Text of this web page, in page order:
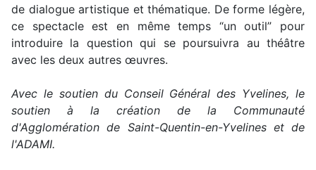
de dialogue artistique et thématique. De forme légère,
ce spectacle est en même temps “un outil” pour
introduire la question qui se poursuivra au théâtre
avec les deux autres œuvres.
Avec le soutien du Conseil Général des Yvelines, le
soutien à la création de la Communauté
d'Agglomération de Saint-Quentin-en-Yvelines et de
l'ADAMI.